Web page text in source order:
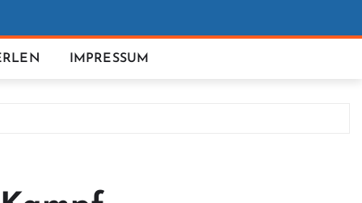
IMPRESSUM